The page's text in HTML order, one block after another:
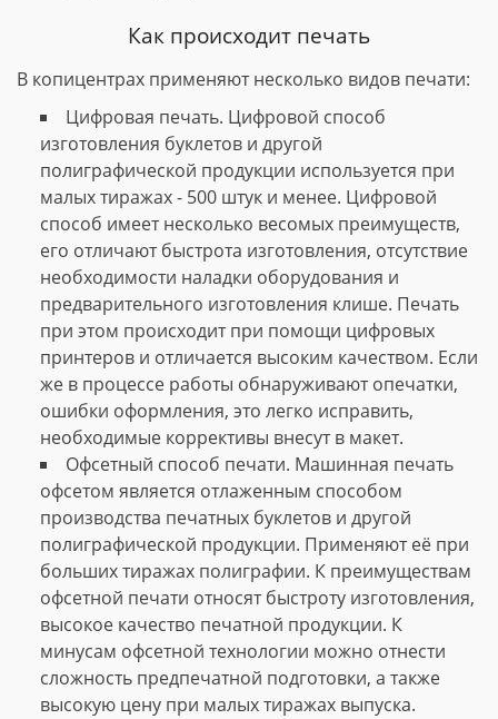
Как происходит печать
В копицентрах применяют несколько видов печати:
Цифровая печать. Цифровой способ
изготовления буклетов и другой
полиграфической продукции используется при
малых тиражах - 500 штук и менее. Цифровой
способ имеет несколько весомых преимуществ,
его отличают быстрота изготовления, отсутствие
необходимости наладки оборудования и
предварительного изготовления клише. Печать
при этом происходит при помощи цифровых
принтеров и отличается высоким качеством. Если
же в процессе работы обнаруживают опечатки,
ошибки оформления, это легко исправить,
необходимые коррективы внесут в макет.
Офсетный способ печати. Машинная печать
офсетом является отлаженным способом
производства печатных буклетов и другой
полиграфической продукции. Применяют её при
больших тиражах полиграфии. К преимуществам
офсетной печати относят быстроту изготовления,
высокое качество печатной продукции. К
минусам офсетной технологии можно отнести
сложность предпечатной подготовки, а также
высокую цену при малых тиражах выпуска.